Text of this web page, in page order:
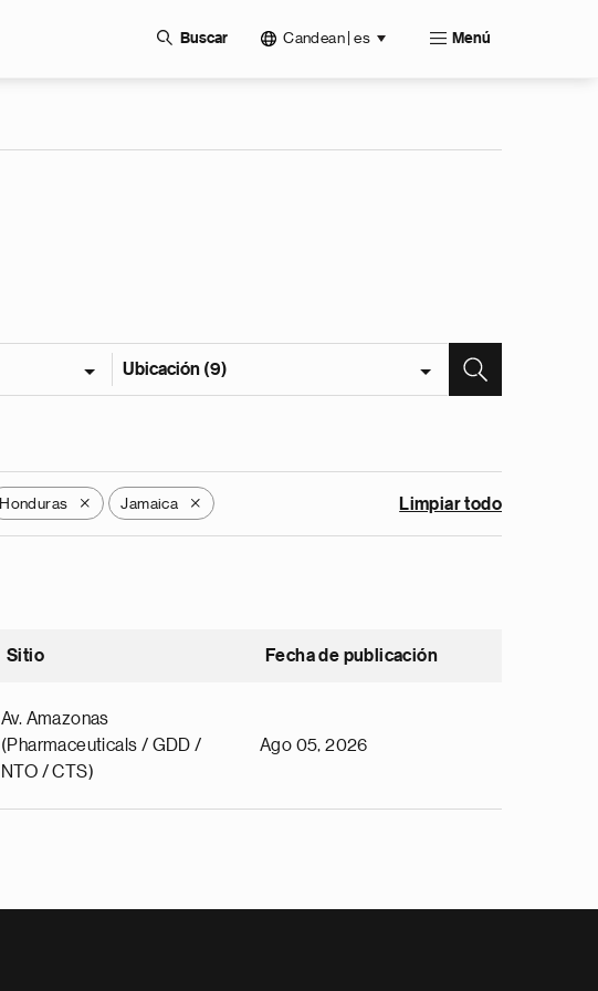
Buscar Candean | es Menú
Ubicación (9)
Honduras X Jamaica X Limpiar todo
Sitio Fecha de publicación
Av. Amazonas
(Pharmaceuticals / GDD /
NTO / CTS)
Ago 05, 2026